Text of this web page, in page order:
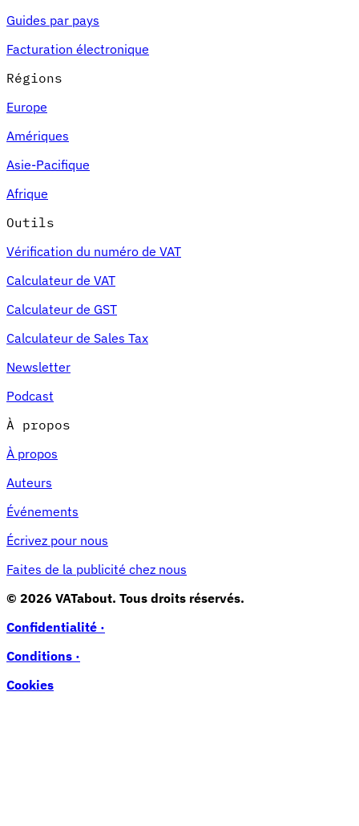
Guides par pays
Facturation électronique
Régions
Europe
Amériques
Asie-Pacifique
Afrique
Outils
Vérification du numéro de VAT
Calculateur de VAT
Calculateur de GST
Calculateur de Sales Tax
Newsletter
Podcast
À propos
À propos
Auteurs
Événements
Écrivez pour nous
Faites de la publicité chez nous
© 2026 VATabout. Tous droits réservés.
Confidentialité ·
Conditions ·
Cookies